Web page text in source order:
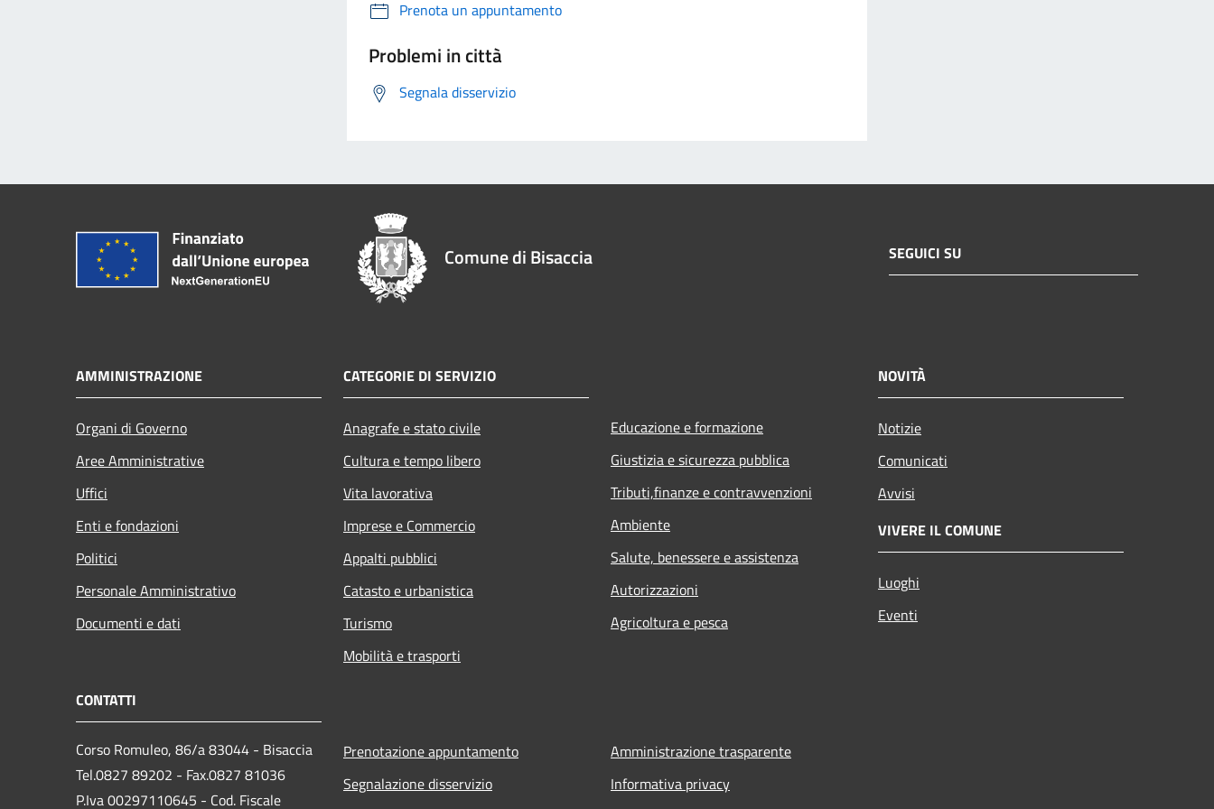
Prenota un appuntamento
Problemi in città
Segnala disservizio
Comune di Bisaccia SEGUICI SU
AMMINISTRAZIONE
Organi di Governo
Aree Amministrative
Uffici
Enti e fondazioni
Politici
Personale Amministrativo
Documenti e dati
CATEGORIE DI SERVIZIO
Anagrafe e stato civile
Cultura e tempo libero
Vita lavorativa
Imprese e Commercio
Appalti pubblici
Catasto e urbanistica
Turismo
Mobilità e trasporti
Educazione e formazione
Giustizia e sicurezza pubblica
Tributi,finanze e contravvenzioni
Ambiente
Salute, benessere e assistenza
Autorizzazioni
Agricoltura e pesca
NOVITÀ
Notizie
Comunicati
Avvisi
VIVERE IL COMUNE
Luoghi
Eventi
CONTATTI
Corso Romuleo, 86/a 83044 - Bisaccia
Tel.0827 89202 - Fax.0827 81036
P.Iva 00297110645 - Cod. Fiscale
Prenotazione appuntamento
Segnalazione disservizio
Amministrazione trasparente
Informativa privacy